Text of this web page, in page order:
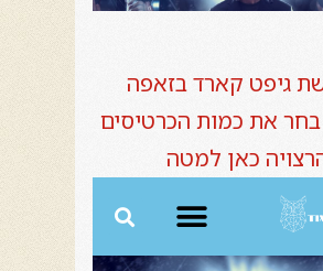
גיפט קארד בזאפה
את כמות הכרטיסים
כאן למטה